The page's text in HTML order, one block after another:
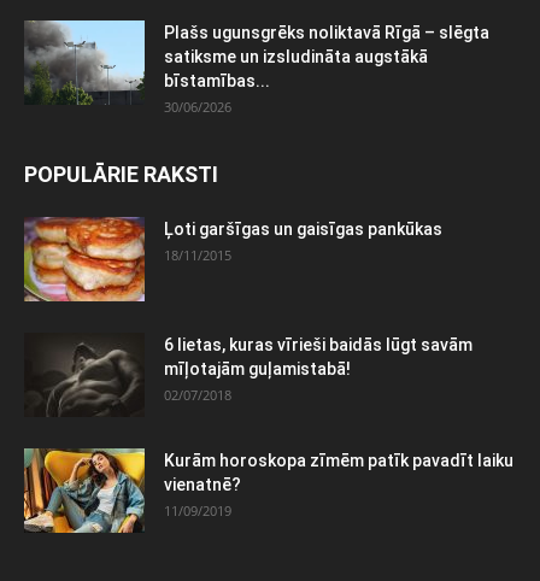
Plašs ugunsgrēks noliktavā Rīgā – slēgta
satiksme un izsludināta augstākā
bīstamības...
30/06/2026
POPULĀRIE RAKSTI
Ļoti garšīgas un gaisīgas pankūkas
18/11/2015
6 lietas, kuras vīrieši baidās lūgt savām
mīļotajām guļamistabā!
02/07/2018
Kurām horoskopa zīmēm patīk pavadīt laiku
vienatnē?
11/09/2019